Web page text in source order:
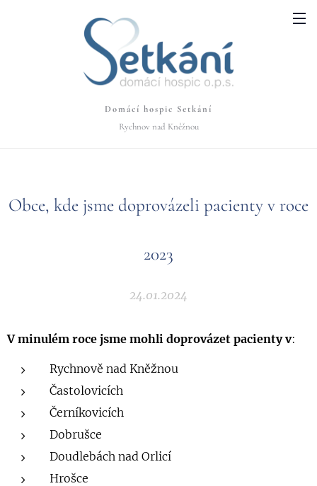
Domácí hospic Setkání
Rychnov nad Kněžnou
Obce, kde jsme doprovázeli pacienty v roce
2023
24.01.2024
V minulém roce jsme mohli doprovázet pacienty v:
Rychnově nad Kněžnou
Častolovicích
Černíkovicích
Dobrušce
Doudlebách nad Orlicí
Hrošce